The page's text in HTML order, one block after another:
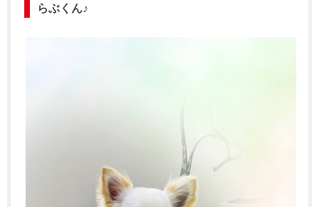
らぶくん♪